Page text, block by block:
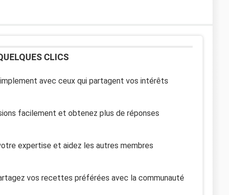
CLICS
avec ceux qui partagent vos intérêts
facilement et obtenez plus de réponses
expertise et aidez les autres membres
vos recettes préférées avec la communauté